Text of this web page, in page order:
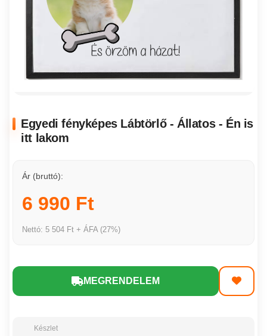
Egyedi fényképes Lábtörlő - Állatos - Én is
itt lakom
Ár (bruttó):
6 990 Ft
Nettó: 5 504 Ft + ÁFA (27%)
MEGRENDELEM
Készlet